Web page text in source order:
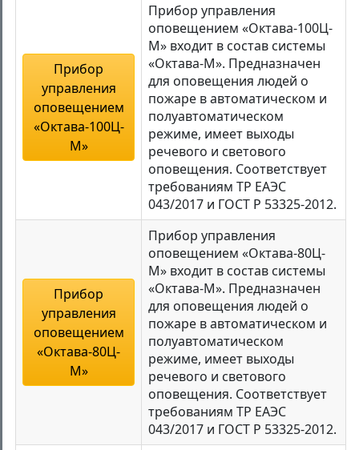
Прибор
управления
оповещением
«Октава-100Ц-
М»
Прибор управления
оповещением «Октава-100Ц-
М» входит в состав системы
«Октава-М». Предназначен
для оповещения людей о
пожаре в автоматическом и
полуавтоматическом
режиме, имеет выходы
речевого и светового
оповещения. Соответствует
требованиям ТР ЕАЭС
043/2017 и ГОСТ Р 53325-2012.
Прибор
управления
оповещением
«Октава-80Ц-
М»
Прибор управления
оповещением «Октава-80Ц-
М» входит в состав системы
«Октава-М». Предназначен
для оповещения людей о
пожаре в автоматическом и
полуавтоматическом
режиме, имеет выходы
речевого и светового
оповещения. Соответствует
требованиям ТР ЕАЭС
043/2017 и ГОСТ Р 53325-2012.